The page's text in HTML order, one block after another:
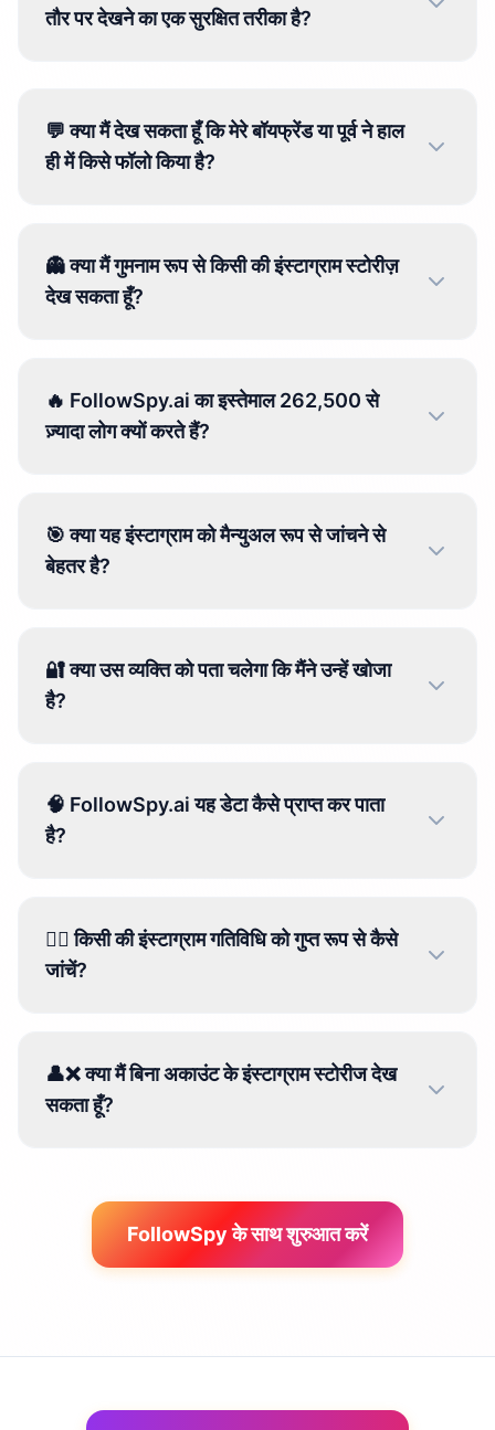
तौर पर देखने का एक सुरक्षित तरीका है?
💬 क्या मैं देख सकता हूँ कि मेरे बॉयफ्रेंड या पूर्व ने हाल
ही में किसे फॉलो किया है?
👻 क्या मैं गुमनाम रूप से किसी की इंस्टाग्राम स्टोरीज़
देख सकता हूँ?
🔥 FollowSpy.ai का इस्तेमाल 262,500 से
ज़्यादा लोग क्यों करते हैं?
🎯 क्या यह इंस्टाग्राम को मैन्युअल रूप से जांचने से
बेहतर है?
🔐 क्या उस व्यक्ति को पता चलेगा कि मैंने उन्हें खोजा
है?
🧠 FollowSpy.ai यह डेटा कैसे प्राप्त कर पाता
है?
🕵️‍♀️ किसी की इंस्टाग्राम गतिविधि को गुप्त रूप से कैसे
जांचें?
👤❌ क्या मैं बिना अकाउंट के इंस्टाग्राम स्टोरीज देख
सकता हूँ?
FollowSpy के साथ शुरुआत करें